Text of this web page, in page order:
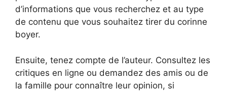
d’informations que vous recherchez et au type
de contenu que vous souhaitez tirer du corinne
boyer.
Ensuite, tenez compte de l’auteur. Consultez les
critiques en ligne ou demandez des amis ou de
la famille pour connaître leur opinion, si